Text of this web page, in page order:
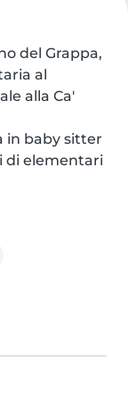
del Grappa,
al
alla Ca'
in baby sitter
di elementari